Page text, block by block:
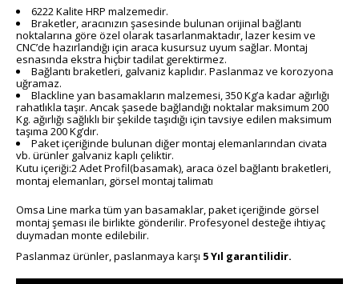
6222 Kalite HRP malzemedir.
Braketler, aracınızın şasesinde bulunan orijinal bağlantı
noktalarına göre özel olarak tasarlanmaktadır, lazer kesim ve
CNC’de hazırlandığı için araca kusursuz uyum sağlar. Montaj
esnasında ekstra hiçbir tadilat gerektirmez.
Bağlantı braketleri, galvaniz kaplıdır. Paslanmaz ve korozyona
uğramaz.
Blackline yan basamakların malzemesi, 350 Kg’a kadar ağırlığı
rahatlıkla taşır. Ancak şasede bağlandığı noktalar maksimum 200
Kg. ağırlığı sağlıklı bir şekilde taşıdığı için tavsiye edilen maksimum
taşıma 200 Kg’dır.
Paket içeriğinde bulunan diğer montaj elemanlarından civata
vb. ürünler galvaniz kaplı çeliktir.
Kutu içeriği:2 Adet Profil(basamak), araca özel bağlantı braketleri,
montaj elemanları, görsel montaj talimatı
Omsa Line marka tüm yan basamaklar, paket içeriğinde görsel
montaj şeması ile birlikte gönderilir. Profesyonel desteğe ihtiyaç
duymadan monte edilebilir.
Paslanmaz ürünler, paslanmaya karşı 5 Yıl garantilidir.